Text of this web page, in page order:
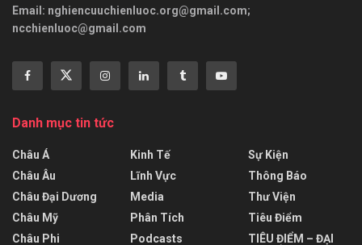
Email: nghiencuuchienluoc.org@gmail.com;
ncchienluoc@gmail.com
Danh mục tin tức
Châu Á
Châu Âu
Châu Đại Dương
Châu Mỹ
Châu Phi
Kinh Tế
Lĩnh Vực
Media
Phân Tích
Podcasts
Sự Kiện
Thông Báo
Thư Viện
Tiêu Điểm
TIÊU ĐIỂM – ĐẠI